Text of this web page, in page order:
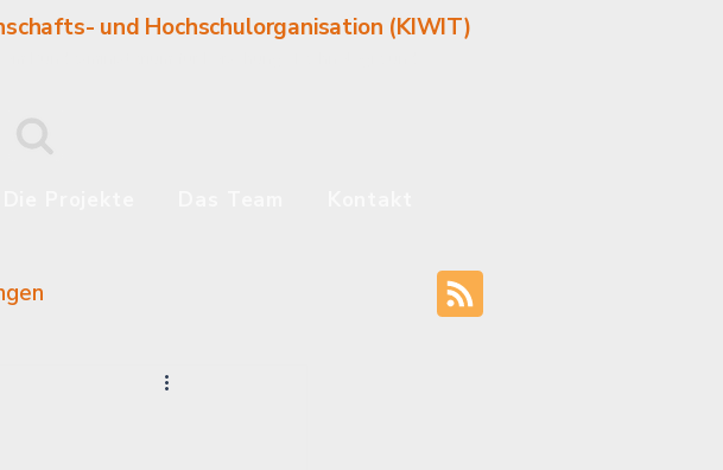
und Hochschulorganisation (KIWIT)